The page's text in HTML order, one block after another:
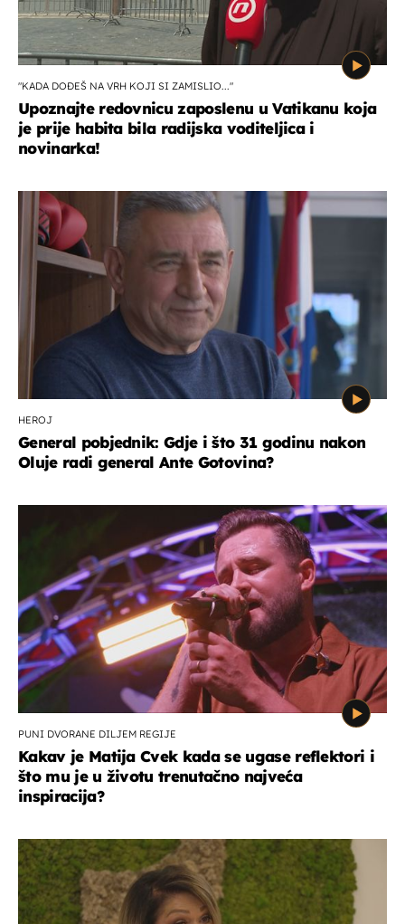
"KADA DOĐEŠ NA VRH KOJI SI ZAMISLIO..."
Upoznajte redovnicu zaposlenu u Vatikanu koja
je prije habita bila radijska voditeljica i
novinarka!
HEROJ
General pobjednik: Gdje i što 31 godinu nakon
Oluje radi general Ante Gotovina?
PUNI DVORANE DILJEM REGIJE
Kakav je Matija Cvek kada se ugase reflektori i
što mu je u životu trenutačno najveća
inspiracija?